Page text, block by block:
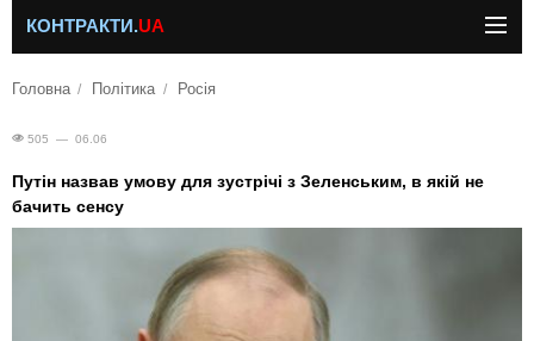
КОНТРАКТИ.UA
Головна Політика Росія
505 — 06.06
Путін назвав умову для зустрічі з Зеленським, в якій не
бачить сенсу